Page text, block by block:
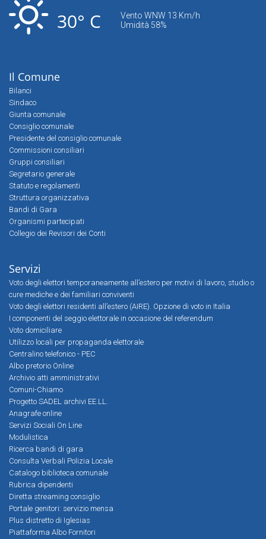
30° C
Vento WNW 13 Km/h
Umidità 58%
Il Comune
Bilanci
Sindaco
Giunta comunale
Consiglio comunale
Presidente del consiglio comunale
Commissioni consiliari
Gruppi consiliari
Segretario generale
Statuto e regolamenti
Struttura organizzativa
Bandi di Gara
Organismi partecipati
Collegio dei Revisori dei Conti
Servizi
Voto degli elettori temporaneamente all’estero per motivi di lavoro, studio o
cure mediche e dei familiari conviventi
Voto degli elettori residenti all’estero (AIRE). Opzione di voto in Italia
I componenti del seggio elettorale in occasione del referendum
Voto domiciliare
Utilizzo locali per propaganda elettorale
Centralino telefonico - PEC
Albo pretorio Online
Archivio atti amministrativi
Comuni-Chiamo
Progetto SADEL archivi EE.LL.
Anagrafe online
Servizi Sociali On Line
Modulistica
Ricerca bandi di gara
Consulta Verbali Polizia Locale
Catalogo biblioteca comunale
Rubrica dipendenti
Diretta streaming consiglio
Portale genitori: servizio mensa
Plus distretto di Iglesias
Piattaforma Albo Fornitori